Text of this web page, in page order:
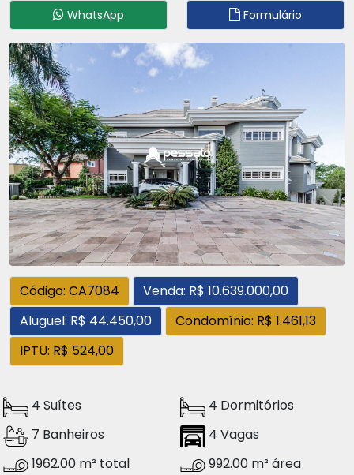
WhatsApp Formulário
Código: CA7084
Venda: R$ 10.639.000,00
Aluguel: R$ 44.450,00
Condomínio: R$ 1.461,13
IPTU: R$ 524,00
4 Suítes
4 Dormitórios
7 Banheiros
4 Vagas
1962.00 m² total
992.00 m² área